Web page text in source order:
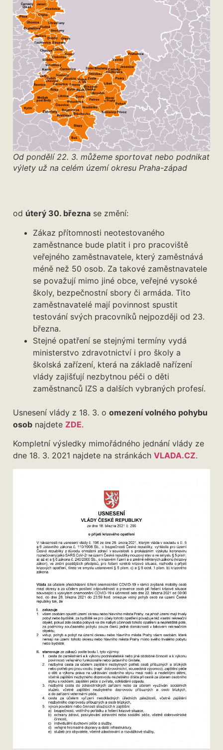
Od pondělí 22. 3. můžeme sportovat nebo podnikat
výlety už na celém území okresu Praha-západ
od úterý 30. března se změní:
Zákaz přítomnosti neotestovaného
zaměstnance bude platit i pro pracoviště
veřejného zaměstnavatele, který zaměstnává
méně než 50 osob. Za takové zaměstnavatele
se považují mimo jiné obce, veřejné vysoké
školy, bezpečnostní sbory či armáda. Tito
zaměstnavatelé mají povinnost spustit
testování svých pracovníků nejpozději od 23.
března.
Stejné opatření se stejnými termíny vydá
ministerstvo zdravotnictví i pro školy a
školská zařízení, která na základě nařízení
vlády zajišťují nezbytnou péči o děti
zaměstnanců IZS a dalších vybraných profesí.
Usnesení vlády z 18. 3. o omezení volného pohybu
osob najdete ZDE.
Kompletní výsledky mimořádného jednání vlády ze
dne 18. 3. 2021 najdete na stránkách VLADA.CZ.